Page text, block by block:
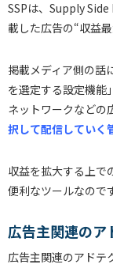
SSPは、Supply
載した広告の“収益最
掲載メディア側の話
を選定する設定機能
ネットワークなどの
択して配信していく
収益を拡大する上で
便利なツールなので
広告主関連のア
広告主関連のアドテ